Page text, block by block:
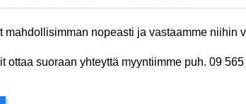
mahdollisimman nopeasti ja vastaamme niihin
ottaa suoraan yhteyttä myyntiimme puh. 09